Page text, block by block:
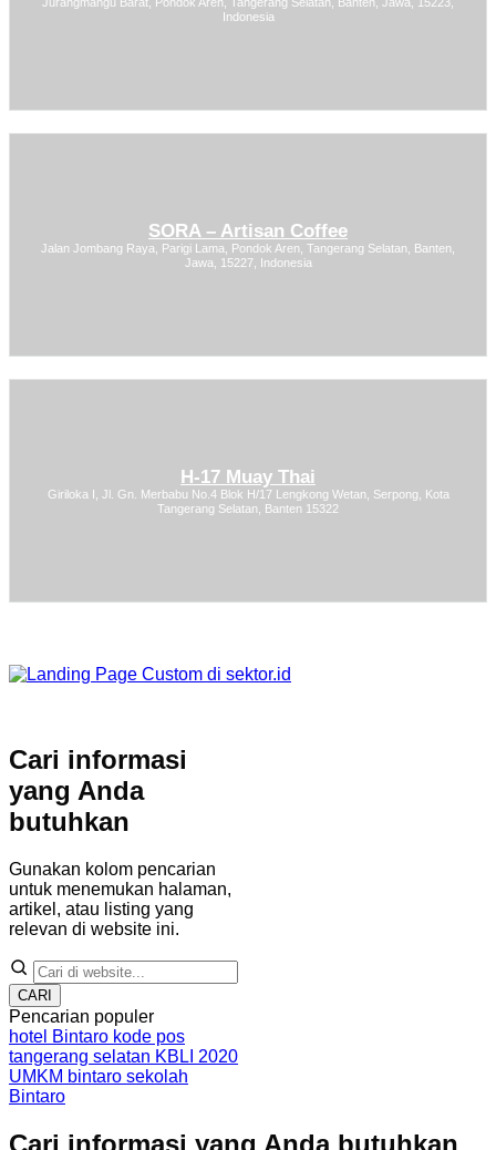
Indonesia
SORA – Artisan Coffee
Jalan Jombang Raya, Parigi Lama, Pondok Aren, Tangerang Selatan, Banten,
Jawa, 15227, Indonesia
H-17 Muay Thai
Giriloka I, Jl. Gn. Merbabu No.4 Blok H/17 Lengkong Wetan, Serpong, Kota
Tangerang Selatan, Banten 15322
Cari informasi
yang Anda
butuhkan
Gunakan kolom pencarian
untuk menemukan halaman,
artikel, atau listing yang
relevan di website ini.
CARI
Pencarian populer
hotel Bintaro kode pos
tangerang selatan KBLI 2020
UMKM bintaro sekolah
Bintaro
Cari informasi yang Anda butuhkan